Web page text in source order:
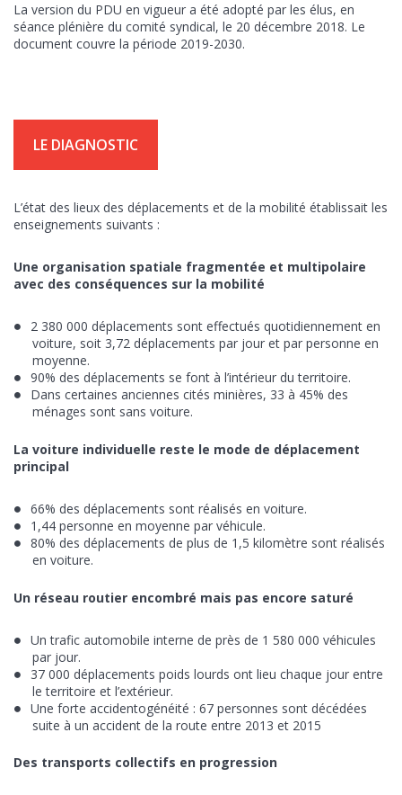
La version du PDU en vigueur a été adopté par les élus, en
séance plénière du comité syndical, le 20 décembre 2018. Le
document couvre la période 2019-2030.
LE DIAGNOSTIC
L’état des lieux des déplacements et de la mobilité établissait les
enseignements suivants :
Une organisation spatiale fragmentée et multipolaire
avec des conséquences sur la mobilité
2 380 000 déplacements sont effectués quotidiennement en
voiture, soit 3,72 déplacements par jour et par personne en
moyenne.
90% des déplacements se font à l’intérieur du territoire.
Dans certaines anciennes cités minières, 33 à 45% des
ménages sont sans voiture.
La voiture individuelle reste le mode de déplacement
principal
66% des déplacements sont réalisés en voiture.
1,44 personne en moyenne par véhicule.
80% des déplacements de plus de 1,5 kilomètre sont réalisés
en voiture.
Un réseau routier encombré mais pas encore saturé
Un trafic automobile interne de près de 1 580 000 véhicules
par jour.
37 000 déplacements poids lourds ont lieu chaque jour entre
le territoire et l’extérieur.
Une forte accidentogénéité : 67 personnes sont décédées
suite à un accident de la route entre 2013 et 2015
Des transports collectifs en progression